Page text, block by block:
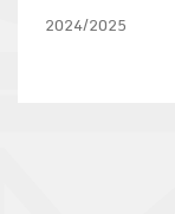
2024/2025